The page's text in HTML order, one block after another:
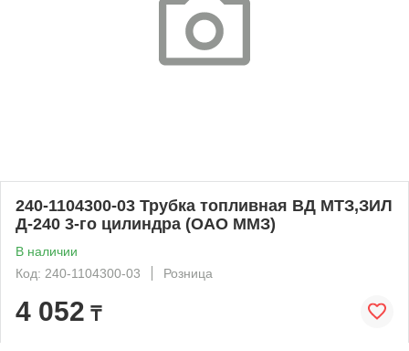
240-1104300-03 Трубка топливная ВД МТЗ,ЗИЛ
Д-240 3-го цилиндра (ОАО ММЗ)
В наличии
Код: 240-1104300-03
Розница
4 052 ₸